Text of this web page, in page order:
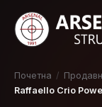
Почетна /
Raffaello Crio